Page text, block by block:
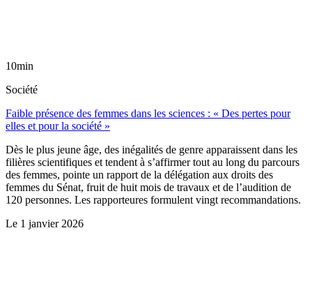
10min
Société
Faible présence des femmes dans les sciences : « Des pertes pour
elles et pour la société »
Dès le plus jeune âge, des inégalités de genre apparaissent dans les
filières scientifiques et tendent à s’affirmer tout au long du parcours
des femmes, pointe un rapport de la délégation aux droits des
femmes du Sénat, fruit de huit mois de travaux et de l’audition de
120 personnes. Les rapporteures formulent vingt recommandations.
Le 1 janvier 2026